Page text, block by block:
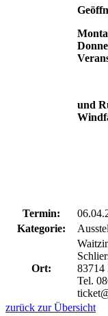
und
Termin:
Kategorie:
Ort:
83714
Tel.
zurück zur Übersicht